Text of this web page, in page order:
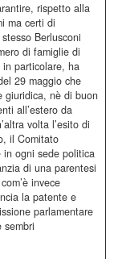
rispetto alla
ma certi di
Berlusconi
di famiglie di
particolare, ha
29 maggio che
giuridica, nè di buon
all’estero da
volta l’esito di
il Comitato
ogni sede politica
di una parentesi
invece
la patente e
parlamentare
sembri